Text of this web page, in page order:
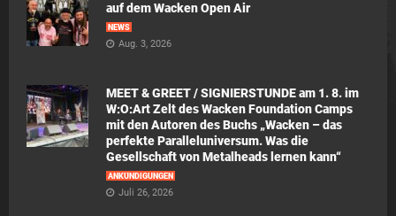
auf dem Wacken Open Air
NEWS
Aug. 3, 2026
MEET & GREET / SIGNIERSTUNDE am 1. 8. im
W:O:Art Zelt des Wacken Foundation Camps
mit den Autoren des Buchs „Wacken – das
perfekte Paralleluniversum. Was die
Gesellschaft von Metalheads lernen kann“
ANKÜNDIGUNGEN
Juli 26, 2026